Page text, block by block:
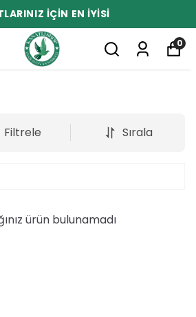
İÇİN EN İYİSİ
0
Filtrele Sırala
ürün bulunamadı